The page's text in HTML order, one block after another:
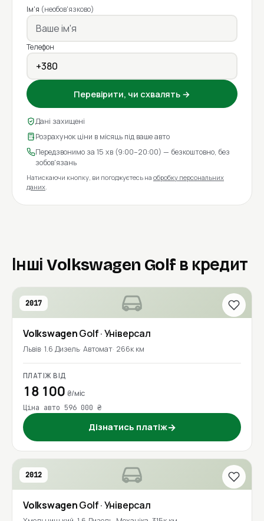
Ім'я (необов'язково)
Телефон
Перевірити, чи схвалять →
Дані захищені
Розрахунок ціни в місяць під ваше авто
Передзвонимо за 15 хв (9:00–20:00) — безкоштовно, без
зобов'язань
Натискаючи кнопку, ви погоджуєтесь на обробку персональних
даних.
Інші Volkswagen Golf в кредит
2017
VolkswagenGolf· Універсал
Львів 1.6 Дизель Автомат 266к км
ПЛАТІЖ ВІД
18 100 ₴/міс
Ціна авто 596 000 ₴
Дізнатись платіж→
2012
VolkswagenGolf· Універсал